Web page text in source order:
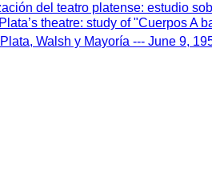
del teatro platense: estudio
theatre: study of "Cuerpos A
Walsh y Mayoría --- June 9,